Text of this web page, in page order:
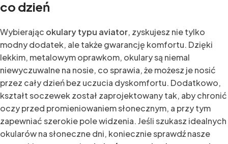
co dzień
Wybierając okulary typu aviator, zyskujesz nie tylko
modny dodatek, ale także gwarancję komfortu. Dzięki
lekkim, metalowym oprawkom, okulary są niemal
niewyczuwalne na nosie, co sprawia, że możesz je nosić
przez cały dzień bez uczucia dyskomfortu. Dodatkowo,
kształt soczewek został zaprojektowany tak, aby chronić
oczy przed promieniowaniem słonecznym, a przy tym
zapewniać szerokie pole widzenia. Jeśli szukasz idealnych
okularów na słoneczne dni, koniecznie sprawdź nasze